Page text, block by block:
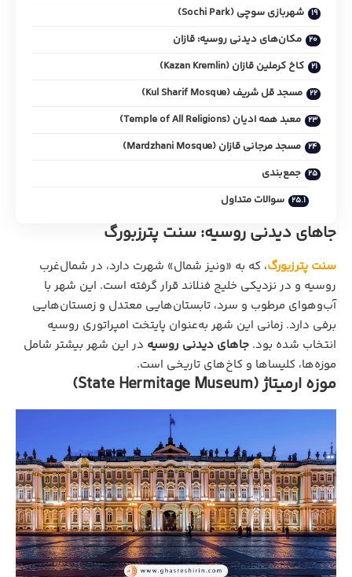
شهربازی سوچی (Sochi Park)
مکان‌های دیدنی روسیه: قازان
کاخ کرملین قازان (Kazan Kremlin)
مسجد قل شریف (Kul Sharif Mosque)
معبد همه ادیان (Temple of All Religions)
مسجد مرجانی قازان (Mardzhani Mosque)
جمع‌بندی
سوالات متداول
جاهای دیدنی روسیه: سنت پترزبورگ
سنت پترزبورگ، که به «ونیز شمال» شهرت دارد، در شمال‌غرب
روسیه و در نزدیکی خلیج فنلاند قرار گرفته است. این شهر با
آب‌وهوای مرطوب و سرد، تابستان‌هایی معتدل و زمستان‌هایی
برفی دارد. زمانی این شهر به‌عنوان پایتخت امپراتوری روسیه
انتخاب شده بود. جاهای دیدنی روسیه در این شهر بیشتر شامل
موزه‌ها، کلیساها و کاخ‌های تاریخی است.
موزه ارمیتاژ (State Hermitage Museum)